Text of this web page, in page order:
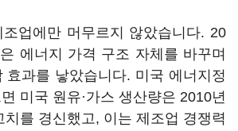
업에만 머무르지 않았습니다. 20
에너지 가격 구조 자체를 바꾸며
효과를 낳았습니다. 미국 에너지정
미국 원유·가스 생산량은 2010년
치를 경신했고, 이는 제조업 경쟁력